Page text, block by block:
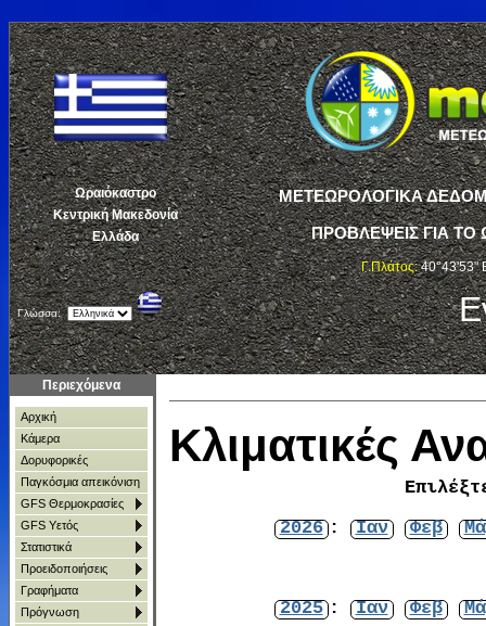
Ωραιόκαστρο
Κεντρική Μακεδονία
Ελλάδα
ΜΕΤΕΩΡΟΛΟΓΙΚΑ
ΠΡΟΒΛΕΨΕΙΣ ΓΙΑ ΤΟ
Γ.Πλάτος:40°43'53"
Γλώσσα:
Περιεχόμενα
Αρχική
Κάμερα
Δορυφορικές
Παγκόσμια απεικόνιση
GFS Θερμοκρασίες
GFS Υετός
Στατιστικά
Προειδοποιήσεις
Γραφήματα
Πρόγνωση
Κλιματικές
2026 : Ιαν Φεβ
2025 : Ιαν Φεβ